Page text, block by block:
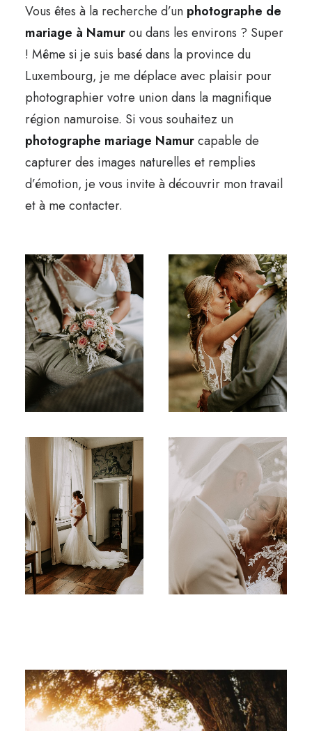
Vous êtes à la recherche d’un photographe de
mariage à Namurou dans les environs ? Super
! Même si je suis basé dans la province du
Luxembourg, je me déplace avec plaisir pour
photographier votre union dans la magnifique
région namuroise. Si vous souhaitez un
photographe mariage Namurcapable de
capturer des images naturelles et remplies
d’émotion, je vous invite à découvrir mon travail
et à me contacter.